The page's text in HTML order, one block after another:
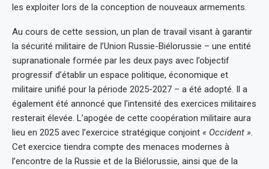
les exploiter lors de la conception de nouveaux armements.
Au cours de cette session, un plan de travail visant à garantir
la sécurité militaire de l’Union Russie-Biélorussie – une entité
supranationale formée par les deux pays avec l’objectif
progressif d’établir un espace politique, économique et
militaire unifié pour la période 2025-2027 – a été adopté. Il a
également été annoncé que l’intensité des exercices militaires
resterait élevée. L’apogée de cette coopération militaire aura
lieu en 2025 avec l’exercice stratégique conjoint « Occident ».
Cet exercice tiendra compte des menaces modernes à
l’encontre de la Russie et de la Biélorussie, ainsi que de la